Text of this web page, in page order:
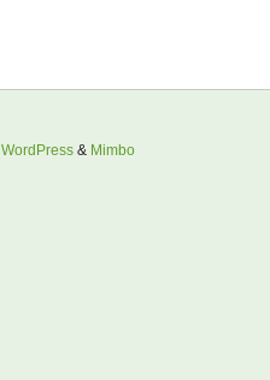
WordPress & Mimbo